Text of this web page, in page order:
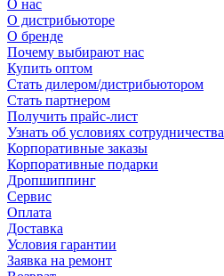
О нас
О дистрибьюторе
О бренде
Почему выбирают нас
Купить оптом
Стать дилером/дистрибьютором
Стать партнером
Получить прайс-лист
Узнать об условиях сотрудничества
Корпоративные заказы
Корпоративные подарки
Дропшиппинг
Сервис
Оплата
Доставка
Условия гарантии
Заявка на ремонт